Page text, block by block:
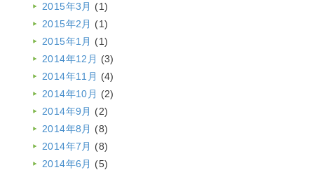
2015年3月 (1)
2015年2月 (1)
2015年1月 (1)
2014年12月 (3)
2014年11月 (4)
2014年10月 (2)
2014年9月 (2)
2014年8月 (8)
2014年7月 (8)
2014年6月 (5)